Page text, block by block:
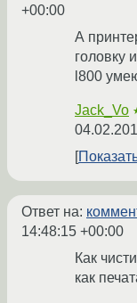
+00:00
А
головку
l800
Jack_Vo
Ответ на:
14:48:15 +00:00
Как
как